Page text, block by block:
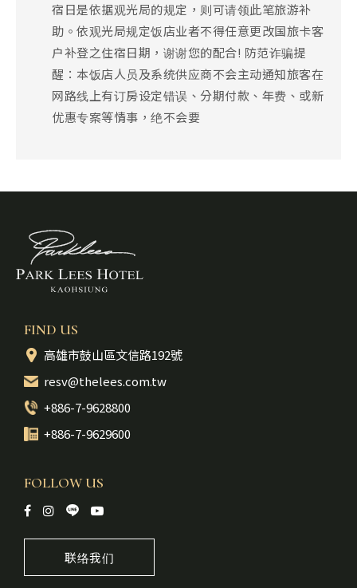
宿日是依据观光局的规定，则可请领此笔旅游补
助。依观光局规定饭店业者不得任意更改国旅卡客
户补登之住宿日期，谢谢您的配合! 防范诈骗提
醒：本饭店人员及系统供应商不会主动通知旅客在
网路线上有订房设定错误、分期付款、年费、或新
优惠专案等情事，绝不会要
FIND US
高雄市鼓山區文信路192號
resv@thelees.com.tw
+886-7-9628800
+886-7-9629600
FOLLOW US
联络我们